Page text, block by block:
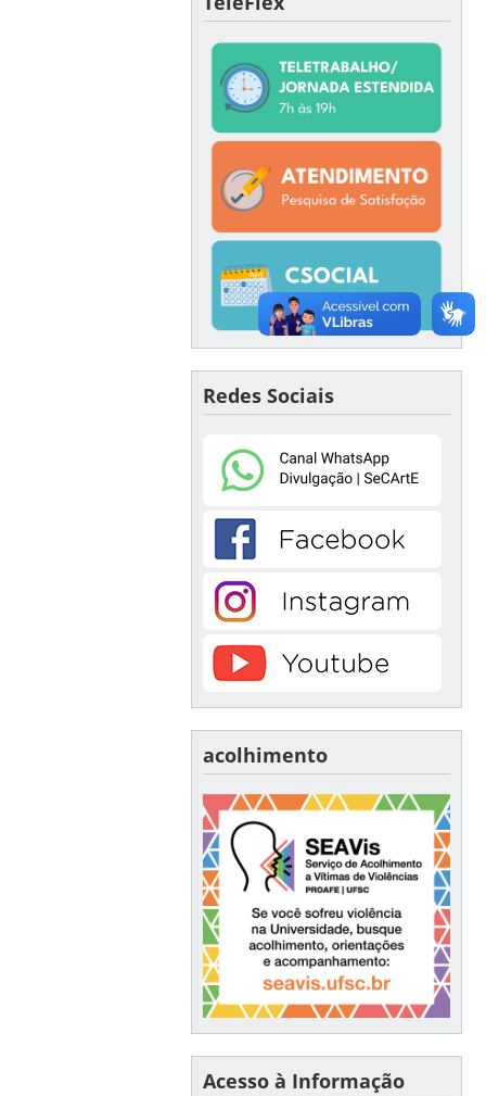
Redes Sociais
acolhimento
Acesso à Informação